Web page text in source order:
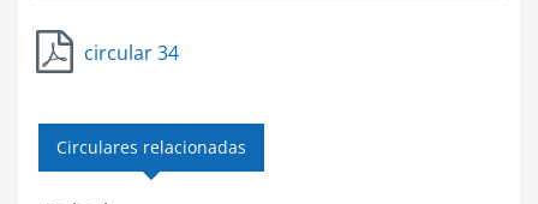
circular 34
Circulares relacionadas